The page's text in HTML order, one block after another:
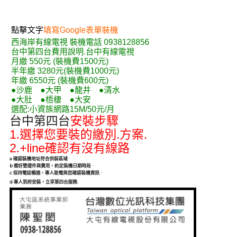
點擊文字填寫Google表單裝機
西海岸有線電視 裝機電話 0938128856
台中第四台費用說明.台中有線電視
月繳 550元 (裝機費1500元)
半年繳 3280元(裝機費1000元)
年繳 6550元 (裝機費600元)
●沙鹿 ●大甲 ●龍井 ●清水
●大肚 ●梧棲 ●大安
選配:小資族網路15M/50元/月
台中第四台安裝步驟
1.選擇您要裝的繳別.方案.
2.+line確認有沒有線路
a 確認裝機地址符合供裝區域·
b備好雙證件與費用，約定裝機日期時段 ·
c 保持電話暢通，專人致電與您確認裝機資訊 ·
d 專人到府安裝，立享第四台服務.